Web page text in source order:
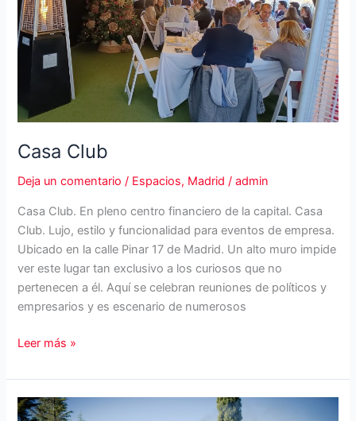
Casa Club
Deja un comentario / Espacios, Madrid /admin
Casa Club. En pleno centro financiero de la capital. Casa
Club. Lujo, estilo y funcionalidad para eventos de empresa.
Ubicado en la calle Pinar 17 de Madrid. Un alto muro impide
ver este lugar tan exclusivo a los curiosos que no
pertenecen a él. Aquí se celebran reuniones de políticos y
empresarios y es escenario de numerosos
Casa
Leer más »